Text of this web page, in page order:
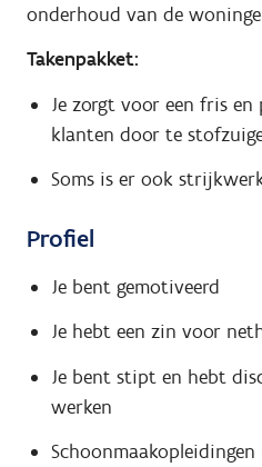
onderhoud van de
Takenpakket:
Je zorgt voor een fris
klanten door te
Soms is er ook
Profiel
Je bent gemotiveerd
Je hebt een zin voor
Je bent stipt en hebt
werken